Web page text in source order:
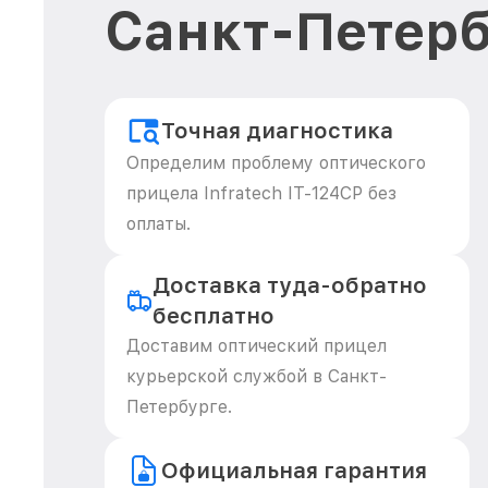
Санкт-
Точная диагностика
Определим проблему оптического
прицела Infratech IT-124CP без
оплаты.
Доставка туда-обратно
бесплатно
Доставим оптический прицел
курьерской службой в Санкт-
Петербурге.
Официальная гарантия